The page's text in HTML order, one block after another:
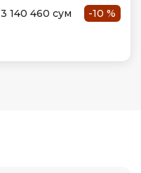
3 140 460 сум
-10 %